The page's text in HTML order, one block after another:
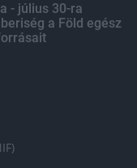
- július 30-ra
a Föld egész